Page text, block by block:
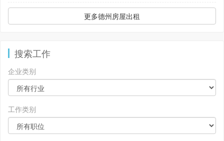
更多德州房屋出租
搜索工作
企业类别
工作类别